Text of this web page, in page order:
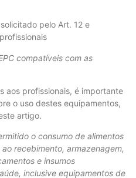
pelo Art. 12 e
compatíveis com as
aos profissionais, é importante
o uso destes equipamentos,
artigo.
o consumo de alimentos
recebimento, armazenagem,
e insumos
inclusive equipamentos de